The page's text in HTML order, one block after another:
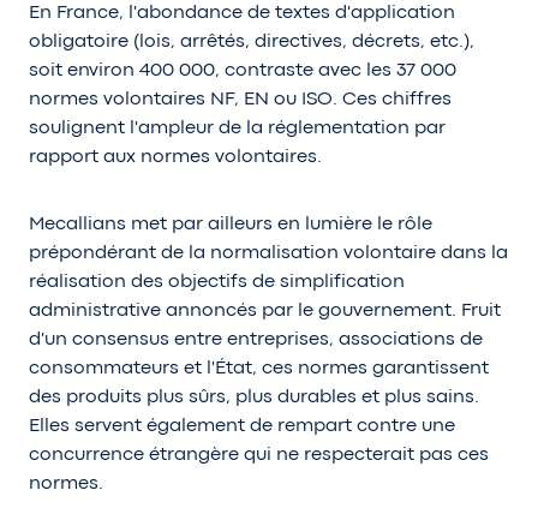
En France, l'abondance de textes d'application
obligatoire (lois, arrêtés, directives, décrets, etc.),
soit environ 400 000, contraste avec les 37 000
normes volontaires NF, EN ou ISO. Ces chiffres
soulignent l'ampleur de la réglementation par
rapport aux normes volontaires.
Mecallians met par ailleurs en lumière le rôle
prépondérant de la normalisation volontaire dans la
réalisation des objectifs de simplification
administrative annoncés par le gouvernement. Fruit
d'un consensus entre entreprises, associations de
consommateurs et l'État, ces normes garantissent
des produits plus sûrs, plus durables et plus sains.
Elles servent également de rempart contre une
concurrence étrangère qui ne respecterait pas ces
normes.